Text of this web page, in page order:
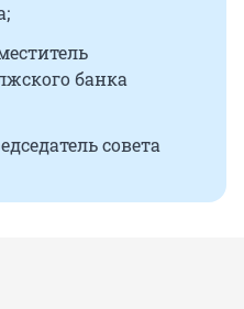
, управляющий
Sber;
директор,
банка
совета